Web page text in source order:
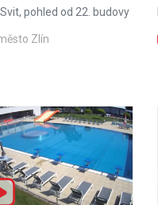
pohled od 22. budovy
Zlín